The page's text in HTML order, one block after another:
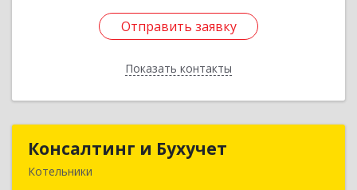
Отправить заявку
Показать контакты
Отправить заявку
Назад
Консалтинг и Бухучет
Котельники
Консалтинг и Бухучет